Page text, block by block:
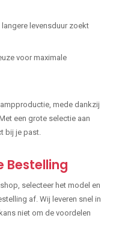
levensduur zoekt
voor maximale
mede dankzij
een grote selectie aan
bij je past.
Bestelling
selecteer het model en
af. Wij leveren snel in
niet om de voordelen